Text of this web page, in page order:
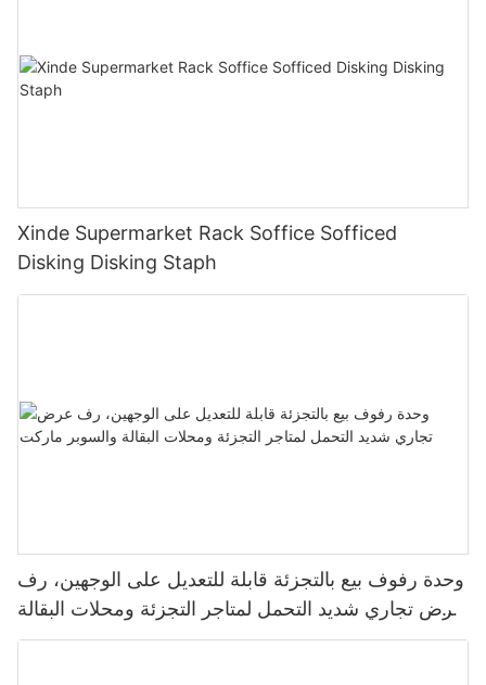
Xinde Supermarket Rack Soffice Sofficed
Disking Disking Staph
وحدة رفوف بيع بالتجزئة قابلة للتعديل على الوجهين، رف
عرض تجاري شديد التحمل لمتاجر التجزئة ومحلات البقالة
والسوبر ماركت